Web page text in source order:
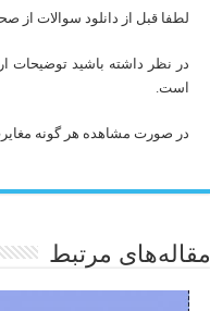
لطفا قبل از دانلود سوالات
در نظر داشته باشید توضیحات
است.
در صورت مشاهده هر گونه مغایرت
مقاله‌های مرتبط